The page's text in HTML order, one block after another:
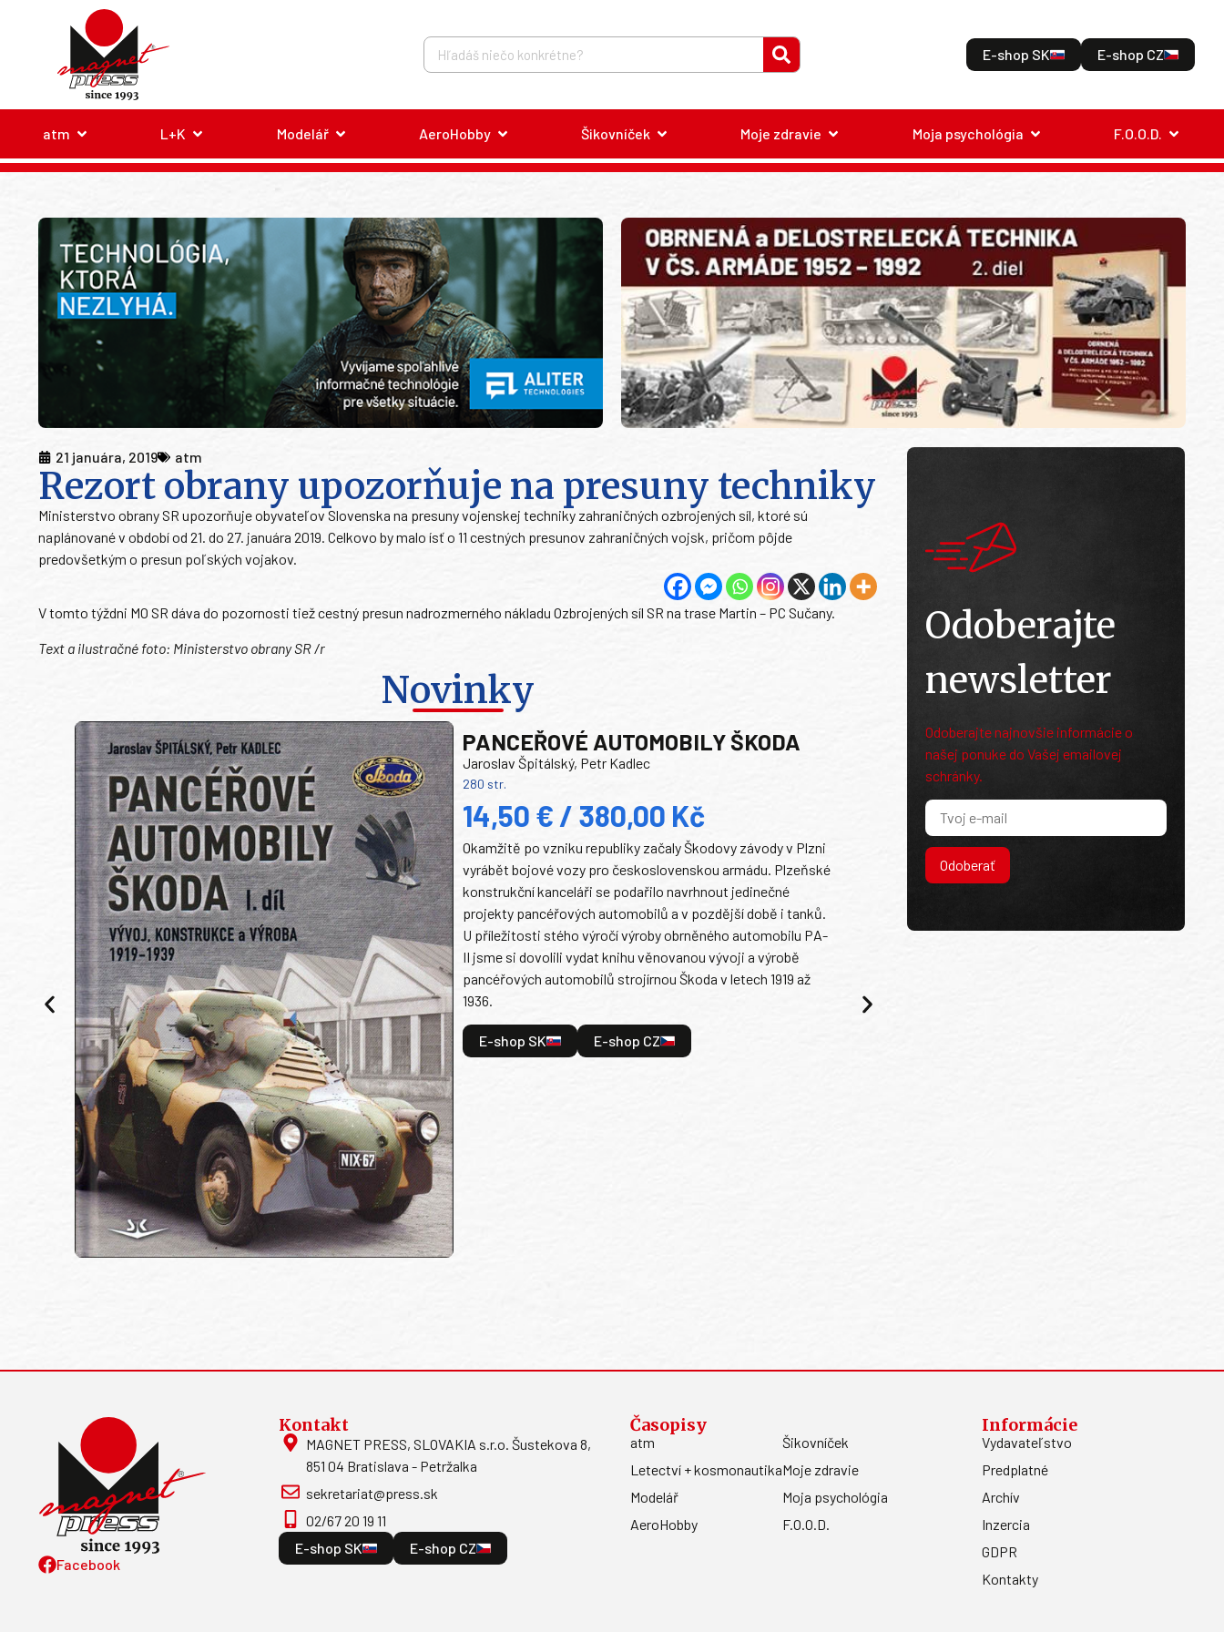
E-shop SK E-shop CZ
atm L+K Modelář AeroHobby Šikovníček Moje zdravie Moja psychológia F.O.O.D.
21 januára, 2019 atm
Rezort obrany upozorňuje na presuny techniky
Ministerstvo obrany SR upozorňuje obyvateľov Slovenska na presuny vojenskej techniky zahraničných ozbrojených síl, ktoré sú
naplánované v období od 21. do 27. januára 2019. Celkovo by malo ísť o 11 cestných presunov zahraničných vojsk, pričom pôjde
predovšetkým o presun poľských vojakov.
V tomto týždni MO SR dáva do pozornosti tiež cestný presun nadrozmerného nákladu Ozbrojených síl SR na trase Martin – PC Sučany.
Text a ilustračné foto: Ministerstvo obrany SR /r
Novinky
PANCEŘOVÉ AUTOMOBILY ŠKODA
Jaroslav Špitálský, Petr Kadlec
280 str.
14,50 € / 380,00 Kč
Okamžitě po vzniku republiky začaly Škodovy závody v Plzni
vyrábět bojové vozy pro československou armádu. Plzeňské
konstrukční kanceláři se podařilo navrhnout jedinečné
projekty pancéřových automobilů a v pozdější době i tanků.
U příležitosti stého výročí výroby obrněného automobilu PA-
II jsme si dovolili vydat knihu věnovanou vývoji a výrobě
pancéřových automobilů strojírnou Škoda v letech 1919 až
1936.
E-shop SK E-shop CZ
Odoberajte
newsletter
Odoberajte najnovšie informácie o
našej ponuke do Vašej emailovej
schránky.
Odoberať
Facebook
Kontakt
MAGNET PRESS, SLOVAKIA s.r.o. Šustekova 8,
851 04 Bratislava - Petržalka
sekretariat@press.sk
02/67 20 19 11
E-shop SK
E-shop CZ
Časopisy
atm
Letectví + kosmonautika
Modelář
AeroHobby
Šikovníček
Moje zdravie
Moja psychológia
F.O.O.D.
Informácie
Vydavateľstvo
Predplatné
Archív
Inzercia
GDPR
Kontakty